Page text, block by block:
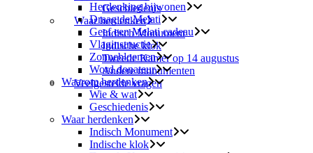
Geschiedenis
Waar herdenken
Indisch Monument
Indische klok
Tweede Kamer op 14 augustus
Andere monumenten
Veelgestelde vragen
Herdenking bijwonen
Draag de Melati
Geef een Melati cadeau
Vlaginstructie
Zonnebloemen
Word donateur
Waarom herdenken
Wie & wat
Geschiedenis
Waar herdenken
Indisch Monument
Indische klok